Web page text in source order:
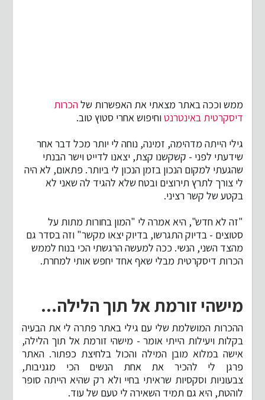
ממש וככה באתר מצאתי את האפשרות שלהכרות
דיסקרטית באינטרנטוחיפוש אחרי סטוץ טוב.
גילי הייתה מדהימה, זמינה, נוחה לי יותר מכל דבר אחר
שידעתי לפני - קשקשנו קצת, יצאנו לדייט וישר הבנתי
שהגעתי למקום הנכון בזמן הנכון לי ביותר. פתאום, לא היה
לי צורך לתרץ תירוצים ובטח שלא להגיד לה שאני לא
בקטע של קשר רציני.
"זה לא חדש", היא אמרה לי "המון בחורות מתות על
סטוצים - בדיוק התגרשו, בדיוק יצאו מקשר" וזה בסדר גם
מהצד השני, הנשי. ככה למעשה הרגשתי הכי בנוח לממש
הכרות דיסקרטית מבלי שאף אחד יחפש אותי למחרת.
מישהי זורמת אל תוך הלילה...
ההכרות המושלמת שלי עם גילי באתר פתרה לי את הבעיה
בקלות ויעילות הייתי אומר - מישהי זורמת אל תוך הלילה,
אישה במלוא מובן המילה והכול בלחיצת כפתור. האתר
פרגן לי להכיר את אחת הנשים הכי מגניבות,
צבעוניות וסקסיות שראיתי בחיי ולא רק שהיא הייתה סופר
לוהטת, היא גם תמיד השאירה לי טעם של עוד.